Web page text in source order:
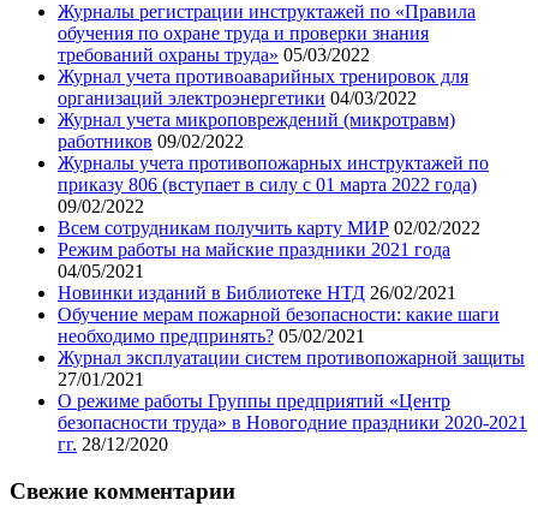
Журналы регистрации инструктажей по «Правила
обучения по охране труда и проверки знания
требований охраны труда» 05/03/2022
Журнал учета противоаварийных тренировок для
организаций электроэнергетики 04/03/2022
Журнал учета микроповреждений (микротравм)
работников 09/02/2022
Журналы учета противопожарных инструктажей по
приказу 806 (вступает в силу с 01 марта 2022 года)
09/02/2022
Всем сотрудникам получить карту МИР 02/02/2022
Режим работы на майские праздники 2021 года
04/05/2021
Новинки изданий в Библиотеке НТД 26/02/2021
Обучение мерам пожарной безопасности: какие шаги
необходимо предпринять? 05/02/2021
Журнал эксплуатации систем противопожарной защиты
27/01/2021
О режиме работы Группы предприятий «Центр
безопасности труда» в Новогодние праздники 2020-2021
гг. 28/12/2020
Свежие комментарии